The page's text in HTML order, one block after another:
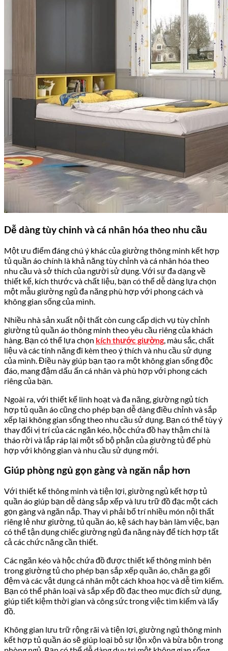
Dễ dàng tùy chỉnh và cá nhân hóa theo nhu cầu
Một ưu điểm đáng chú ý khác của giường thông minh kết hợp
tủ quần áo chính là khả năng tùy chỉnh và cá nhân hóa theo
nhu cầu và sở thích của người sử dụng. Với sự đa dạng về
thiết kế, kích thước và chất liệu, bạn có thể dễ dàng lựa chọn
một mẫu giường ngủ đa năng phù hợp với phong cách và
không gian sống của mình.
Nhiều nhà sản xuất nội thất còn cung cấp dịch vụ tùy chỉnh
giường tủ quần áo thông minh theo yêu cầu riêng của khách
hàng. Bạn có thể lựa chọn kích thước giường , màu sắc, chất
liệu và các tính năng đi kèm theo ý thích và nhu cầu sử dụng
của mình. Điều này giúp bạn tạo ra một không gian sống độc
đáo, mang đậm dấu ấn cá nhân và phù hợp với phong cách
riêng của bạn.
Ngoài ra, với thiết kế linh hoạt và đa năng, giường ngủ tích
hợp tủ quần áo cũng cho phép bạn dễ dàng điều chỉnh và sắp
xếp lại không gian sống theo nhu cầu sử dụng. Bạn có thể tùy ý
thay đổi vị trí của các ngăn kéo, hộc chứa đồ hay thậm chí là
tháo rời và lắp ráp lại một số bộ phận của giường tủ để phù
hợp với không gian và nhu cầu sử dụng mới.
Giúp phòng ngủ gọn gàng và ngăn nắp hơn
Với thiết kế thông minh và tiện lợi, giường ngủ kết hợp tủ
quần áo giúp bạn dễ dàng sắp xếp và lưu trữ đồ đạc một cách
gọn gàng và ngăn nắp. Thay vì phải bố trí nhiều món nội thất
riêng lẻ như giường, tủ quần áo, kệ sách hay bàn làm việc, bạn
có thể tận dụng chiếc giường ngủ đa năng này để tích hợp tất
cả các chức năng cần thiết.
Các ngăn kéo và hộc chứa đồ được thiết kế thông minh bên
trong giường tủ cho phép bạn sắp xếp quần áo, chăn ga gối
đệm và các vật dụng cá nhân một cách khoa học và dễ tìm kiếm.
Bạn có thể phân loại và sắp xếp đồ đạc theo mục đích sử dụng,
giúp tiết kiệm thời gian và công sức trong việc tìm kiếm và lấy
đồ.
Không gian lưu trữ rộng rãi và tiện lợi, giường ngủ thông minh
kết hợp tủ quần áo sẽ giúp loại bỏ sự lộn xộn và bừa bộn trong